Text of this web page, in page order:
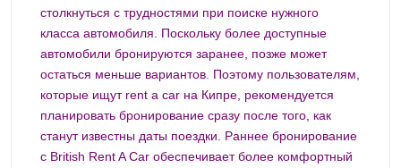
столкнуться с трудностями при поиске нужного
класса автомобиля. Поскольку более доступные
автомобили бронируются заранее, позже может
остаться меньше вариантов. Поэтому пользователям,
которые ищут rent a car на Кипре, рекомендуется
планировать бронирование сразу после того, как
станут известны даты поездки. Раннее бронирование
с British Rent A Car обеспечивает более комфортный